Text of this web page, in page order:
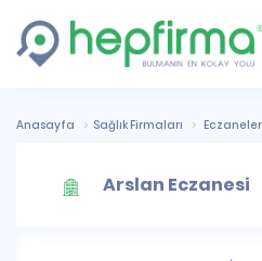
Anasayfa Sağlık Firmaları
Arslan Eczanesi